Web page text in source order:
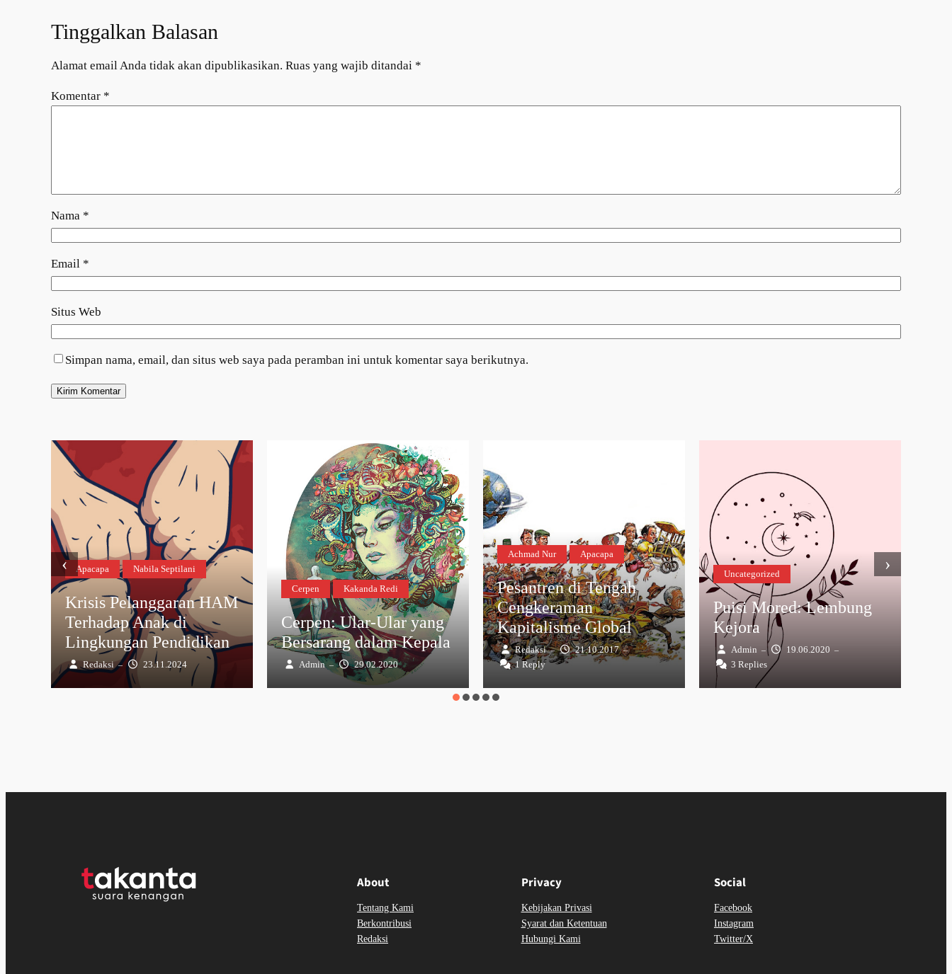
Tinggalkan Balasan
Alamat email Anda tidak akan dipublikasikan. Ruas yang wajib ditandai *
Komentar *
Nama *
Email *
Situs Web
Simpan nama, email, dan situs web saya pada peramban ini untuk komentar saya berikutnya.
Apacapa Nabila Septilani
Krisis Pelanggaran HAM
Terhadap Anak di
Lingkungan Pendidikan
Redaksi – 23.11.2024
Cerpen Kakanda Redi
Cerpen: Ular-Ular yang
Bersarang dalam Kepala
Admin – 29.02.2020
Achmad Nur Apacapa
Pesantren di Tengah
Cengkeraman
Kapitalisme Global
Redaksi – 21.10.2017 –
1 Reply
Uncategorized
Puisi Mored: Lembung
Kejora
Admin – 19.06.2020 –
3 Replies
‹ ›
About
Tentang Kami
Berkontribusi
Redaksi
Privacy
Kebijakan Privasi
Syarat dan Ketentuan
Hubungi Kami
Social
Facebook
Instagram
Twitter/X